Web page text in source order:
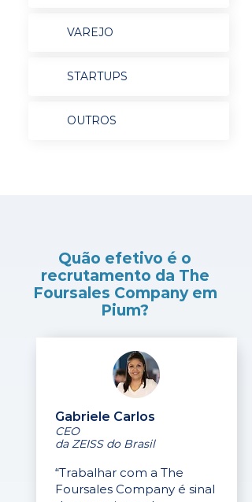
VAREJO
STARTUPS
OUTROS
Quão efetivo é o
recrutamento da The
Foursales Company em
Pium?
Gabriele Carlos
CEO
da ZEISS do Brasil
“Trabalhar com a The
Foursales Company é sinal